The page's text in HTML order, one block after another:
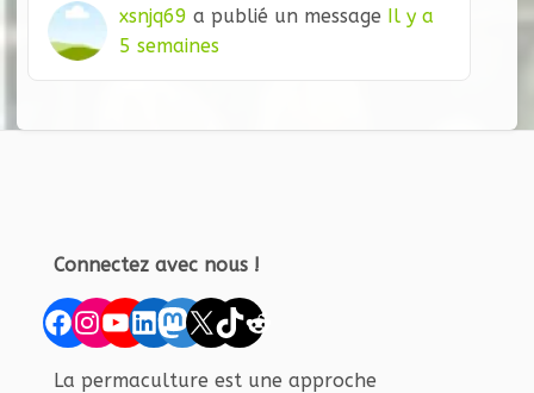
xsnjq69 a publié un message Il y a
5 semaines
Connectez avec nous !
Facebook
Instagram
YouTube
LinkedIn
Mastodon
X TikTok
Reddit
La permaculture est une approche